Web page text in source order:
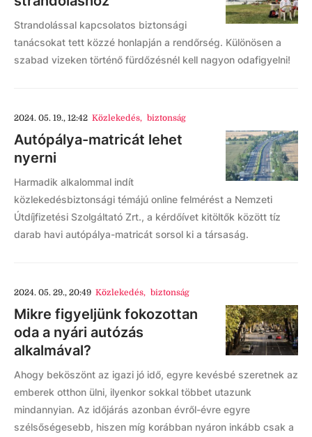
Strandolással kapcsolatos biztonsági
tanácsokat tett közzé honlapján a rendőrség. Különösen a
szabad vizeken történő fürdőzésnél kell nagyon odafigyelni!
2024. 05. 19., 12:42 Közlekedés, biztonság
Autópálya-matricát lehet
nyerni
Harmadik alkalommal indít
közlekedésbiztonsági témájú online felmérést a Nemzeti
Útdíjfizetési Szolgáltató Zrt., a kérdőívet kitöltők között tíz
darab havi autópálya-matricát sorsol ki a társaság.
2024. 05. 29., 20:49 Közlekedés, biztonság
Mikre figyeljünk fokozottan
oda a nyári autózás
alkalmával?
Ahogy beköszönt az igazi jó idő, egyre kevésbé szeretnek az
emberek otthon ülni, ilyenkor sokkal többet utazunk
mindannyian. Az időjárás azonban évről-évre egyre
szélsőségesebb, hiszen míg korábban nyáron inkább csak a